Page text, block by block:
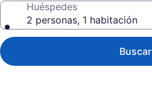
Huéspedes
2 personas, 1 habitación
Buscar